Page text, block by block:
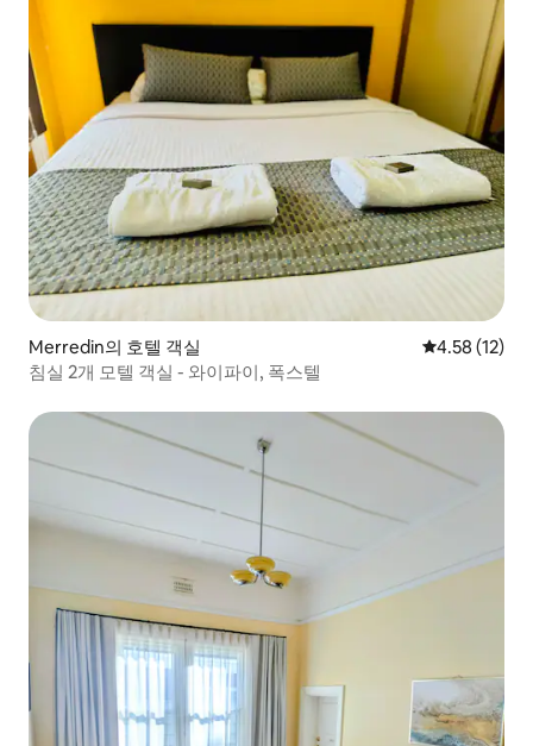
Merredin의 호텔 객실 평점 4.58점
4.58 (12)
침실 2개 모텔 객실 - 와이파이, 폭스텔